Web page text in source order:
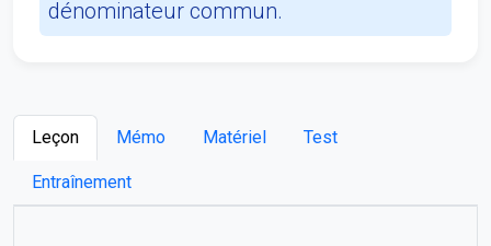
dénominateur commun.
Leçon Mémo Matériel Test
Entraînement